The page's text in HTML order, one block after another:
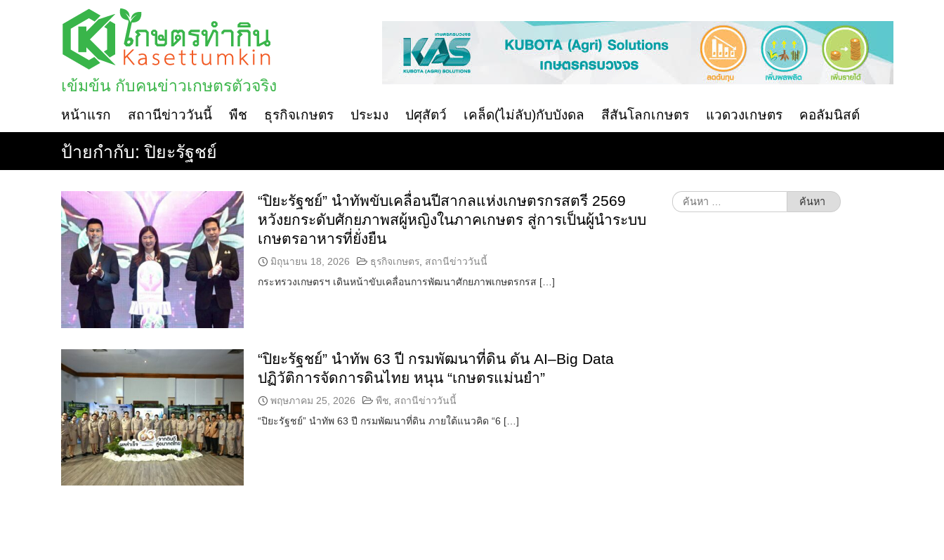
เข้มข้น กับคนข่าวเกษตรตัวจริง
หน้าแรก สถานีข่าววันนี้ พืช ธุรกิจเกษตร ประมง ปศุสัตว์ เคล็ด(ไม่ลับ)กับบังดล สีสันโลกเกษตร แวดวงเกษตร คอลัมนิสต์
ป้ายกำกับ:ปิยะรัฐชย์
“ปิยะรัฐชย์” นำทัพขับเคลื่อนปีสากลแห่งเกษตรกรสตรี 2569
หวังยกระดับศักยภาพสผู้หญิงในภาคเกษตร สู่การเป็นผู้นำระบบ
เกษตรอาหารที่ยั่งยืน
มิถุนายน 18, 2026 ธุรกิจเกษตร, สถานีข่าววันนี้
กระทรวงเกษตรฯ เดินหน้าขับเคลื่อนการพัฒนาศักยภาพเกษตรกรส […]
“ปิยะรัฐชย์” นำทัพ 63 ปี กรมพัฒนาที่ดิน ดัน AI–Big Data
ปฏิวัติการจัดการดินไทย หนุน “เกษตรแม่นยำ”
พฤษภาคม 25, 2026 พืช, สถานีข่าววันนี้
“ปิยะรัฐชย์” นำทัพ 63 ปี กรมพัฒนาที่ดิน ภายใต้แนวคิด “6 […]
ค้นหา
สำหรับ: